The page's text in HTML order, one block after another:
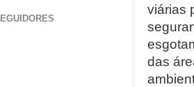
viárias
das